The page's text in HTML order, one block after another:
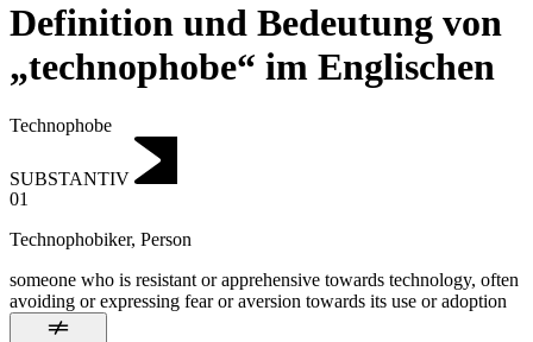
Definition und Bedeutung von
„technophobe“ im Englischen
Technophobe
SUBSTANTIV
01
Technophobiker, Person
someone who is resistant or apprehensive towards technology, often
avoiding or expressing fear or aversion towards its use or adoption